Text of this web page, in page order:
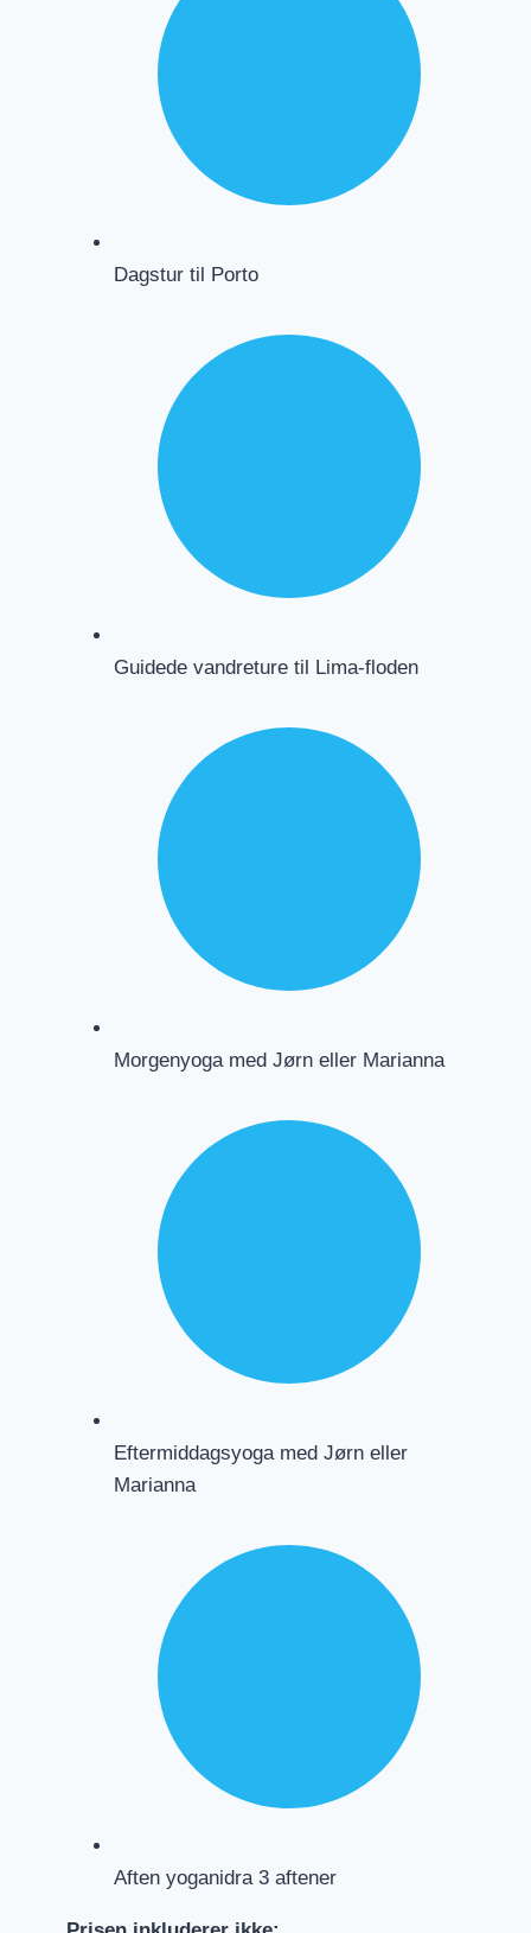
Dagstur til Porto
Guidede vandreture til Lima-floden
Morgenyoga med Jørn eller Marianna
Eftermiddagsyoga med Jørn eller
Marianna
Aften yoganidra 3 aftener